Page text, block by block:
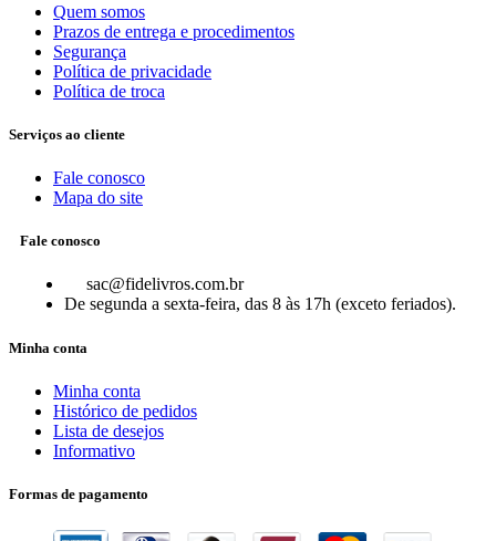
Quem somos
Prazos de entrega e procedimentos
Segurança
Política de privacidade
Política de troca
Serviços ao cliente
Fale conosco
Mapa do site
Fale conosco
sac@fidelivros.com.br
De segunda a sexta-feira, das 8 às 17h (exceto feriados).
Minha conta
Minha conta
Histórico de pedidos
Lista de desejos
Informativo
Formas de pagamento